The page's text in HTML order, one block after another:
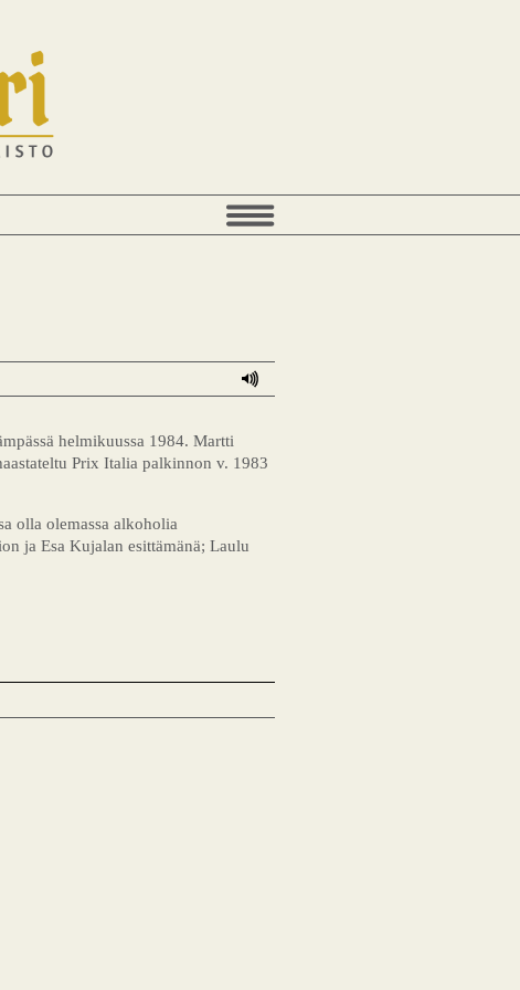
helmikuussa 1984. Martti
Prix Italia palkinnon v. 1983
olla olemassa alkoholia
ja Esa Kujalan esittämänä; Laulu